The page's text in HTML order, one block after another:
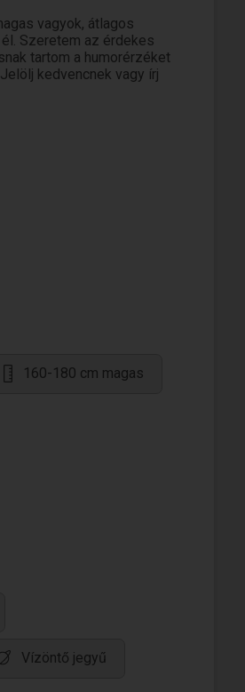
vagyok, átlagos
Szeretem az érdekes
tartom a humorérzéket
kedvencnek vagy írj
160-180 cm magas
Vízöntő jegyű